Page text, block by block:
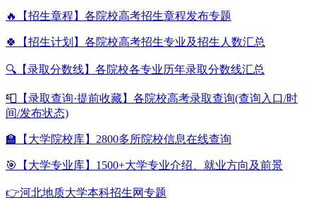
🔥【招生章程】各院校高考招生章程发布专题
🍀【招生计划】各院校高考招生专业及招生人数汇总
🔍【录取分数线】各院校各专业历年录取分数线汇总
📮【录取查询·提前收藏】各院校高考录取查询(查询入口/时
间/发布状态)
🏫【大学院校库】2800多所院校信息在线查询
🎯【大学专业库】1500+大学专业介绍、就业方向及前景
👉河北地质大学本科招生网专题